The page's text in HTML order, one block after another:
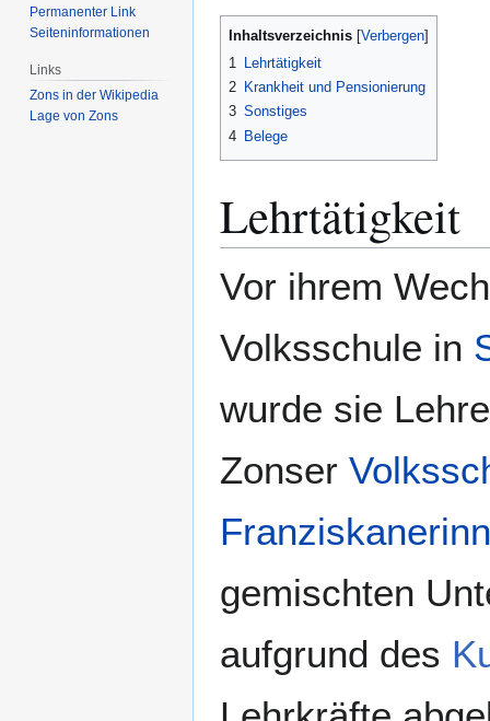
Inhaltsverzeichnis
1
Lehrtätigkeit
2 Krankheit und Pensionierung
3 Sonstiges
4 Belege
Lehrtätigkeit
Vor ihrem
Volksschule in
wurde sie
Zonser
gemischten
aufgrund des
Permanenter Link
Seiten­­informationen
Links
Zons in der Wikipedia
Lage von Zons